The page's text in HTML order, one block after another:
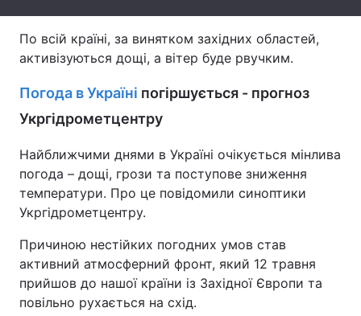
Послуги
Тема оформлення
По всій країні, за винятком західних областей,
активізуються дощі, а вітер буде рвучким.
Погода в Україні погіршується - прогноз
Укргідрометцентру
Найближчими днями в Україні очікується мінлива
погода – дощі, грози та поступове зниження
температури. Про це повідомили синоптики
Укргідрометцентру.
Причиною нестійких погодних умов став
активний атмосферний фронт, який 12 травня
прийшов до нашої країни із Західної Європи та
повільно рухається на схід.